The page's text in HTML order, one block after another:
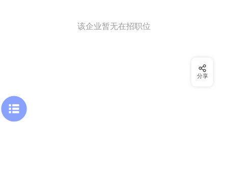
该企业暂无在招职位
分享